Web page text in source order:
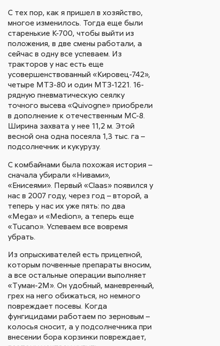
С тех пор, как я пришел в хозяйство,
многое изменилось. Тогда еще были
старенькие К-700, чтобы выйти из
положения, в две смены работали, а
сейчас в одну все успеваем. Из
тракторов у нас есть еще
усовершенствованный «Кировец-742»,
четыре МТЗ-80 и один МТЗ-1221. 16-
рядную пневматическую сеялку
точного высева «Quivogne» приобрели
в дополнение к отечественным МС-8.
Ширина захвата у нее 11,2 м. Этой
весной она одна посеяла 1,3 тыс. га –
подсолнечник и кукурузу.
С комбайнами была похожая история –
сначала убирали «Нивами»,
«Енисеями». Первый «Claas» появился у
нас в 2007 году, через год – второй, а
теперь у нас их уже пять: по два
«Mega» и «Medion», а теперь еще
«Tucano». Успеваем все вовремя
убрать.
Из опрыскивателей есть прицепной,
которым почвенные препараты вносим,
а все остальные операции выполняет
«Туман-2М». Он удобный, маневренный,
грех на него обижаться, но немного
повреждает посевы. Когда
фунгицидами работаем по зерновым –
колосья сносит, а у подсолнечника при
внесении бора корзинки повреждает,